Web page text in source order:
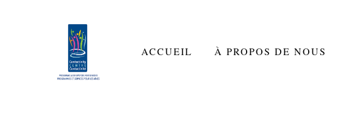
ACCUEIL À PROPOS DE NOUS